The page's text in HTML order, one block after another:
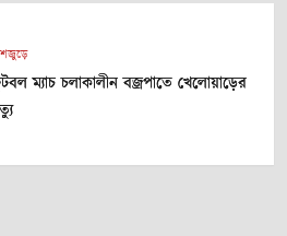
ম্যাচ চলাকালীন বজ্রপাতে খেলোয়াড়ের